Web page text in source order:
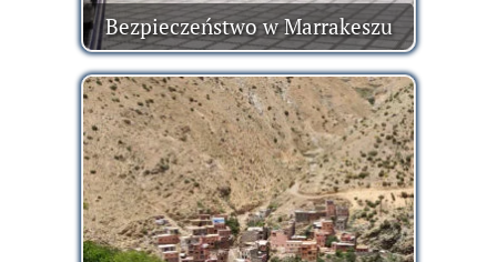
Bezpieczeństwo w Marrakeszu